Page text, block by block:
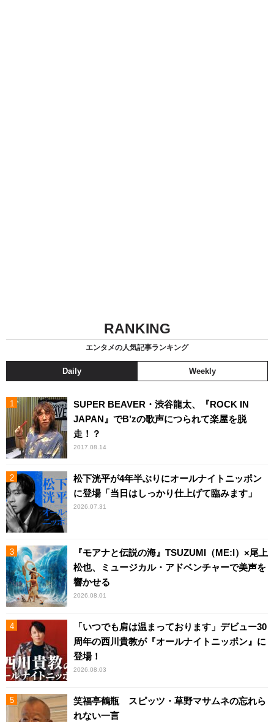
RANKING
エンタメの人気記事ランキング
Daily Weekly
SUPER BEAVER・渋谷龍太、『ROCK IN
JAPAN』でB’zの歌声につられて楽屋を脱
走！？
2017.08.14
松下洸平が4年半ぶりにオールナイトニッポン
に登場「当日はしっかり仕上げて臨みます」
2026.07.31
『モアナと伝説の海』TSUZUMI（ME:I）×尾上
松也、ミュージカル・アドベンチャーで美声を
響かせる
2026.08.01
「いつでも肩は温まっております」デビュー30
周年の西川貴教が『オールナイトニッポン』に
登場！
2026.08.03
笑福亭鶴瓶 スピッツ・草野マサムネの忘れら
れない一言